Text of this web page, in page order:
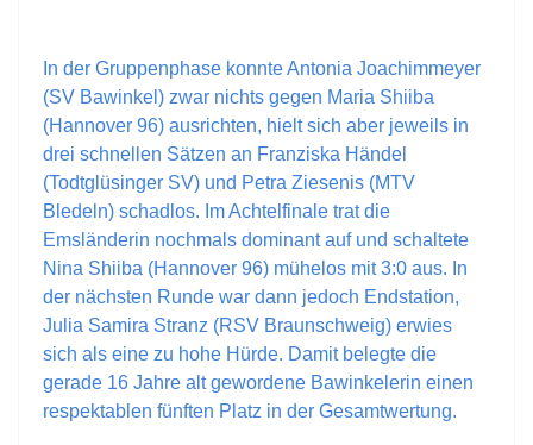
In der Gruppenphase konnte Antonia Joachimmeyer
(SV Bawinkel) zwar nichts gegen Maria Shiiba
(Hannover 96) ausrichten, hielt sich aber jeweils in
drei schnellen Sätzen an Franziska Händel
(Todtglüsinger SV) und Petra Ziesenis (MTV
Bledeln) schadlos. Im Achtelfinale trat die
Emsländerin nochmals dominant auf und schaltete
Nina Shiiba (Hannover 96) mühelos mit 3:0 aus. In
der nächsten Runde war dann jedoch Endstation,
Julia Samira Stranz (RSV Braunschweig) erwies
sich als eine zu hohe Hürde. Damit belegte die
gerade 16 Jahre alt gewordene Bawinkelerin einen
respektablen fünften Platz in der Gesamtwertung.